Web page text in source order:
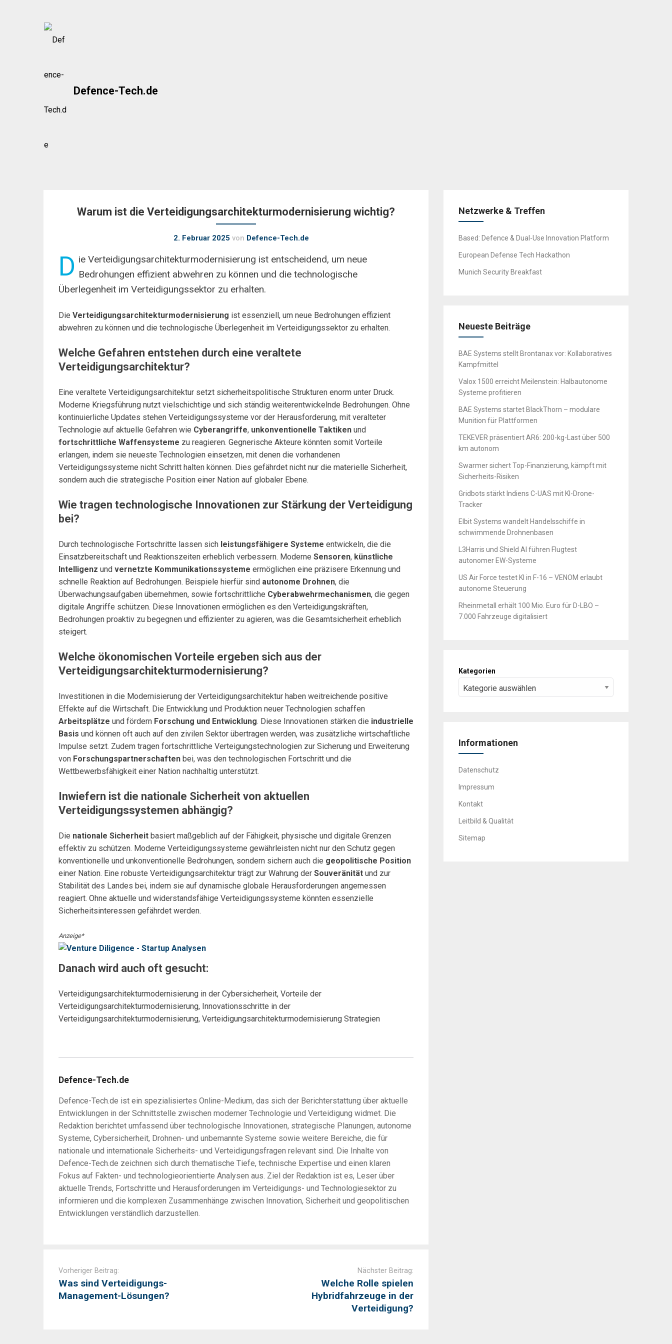
Defence-Tech.de
Warum ist die Verteidigungsarchitekturmodernisierung wichtig?
2. Februar 2025 von Defence-Tech.de
D ie Verteidigungsarchitekturmodernisierung ist entscheidend, um neue
Bedrohungen effizient abwehren zu können und die technologische
Überlegenheit im Verteidigungssektor zu erhalten.
Die Verteidigungsarchitekturmodernisierung ist essenziell, um neue Bedrohungen effizient
abwehren zu können und die technologische Überlegenheit im Verteidigungssektor zu erhalten.
Welche Gefahren entstehen durch eine veraltete
Verteidigungsarchitektur?
Eine veraltete Verteidigungsarchitektur setzt sicherheitspolitische Strukturen enorm unter Druck.
Moderne Kriegsführung nutzt vielschichtige und sich ständig weiterentwickelnde Bedrohungen. Ohne
kontinuierliche Updates stehen Verteidigungssysteme vor der Herausforderung, mit veralteter
Technologie auf aktuelle Gefahren wie Cyberangriffe, unkonventionelle Taktiken und
fortschrittliche Waffensysteme zu reagieren. Gegnerische Akteure könnten somit Vorteile
erlangen, indem sie neueste Technologien einsetzen, mit denen die vorhandenen
Verteidigungssysteme nicht Schritt halten können. Dies gefährdet nicht nur die materielle Sicherheit,
sondern auch die strategische Position einer Nation auf globaler Ebene.
Wie tragen technologische Innovationen zur Stärkung der Verteidigung
bei?
Durch technologische Fortschritte lassen sich leistungsfähigere Systeme entwickeln, die die
Einsatzbereitschaft und Reaktionszeiten erheblich verbessern. Moderne Sensoren, künstliche
Intelligenz und vernetzte Kommunikationssysteme ermöglichen eine präzisere Erkennung und
schnelle Reaktion auf Bedrohungen. Beispiele hierfür sind autonome Drohnen, die
Überwachungsaufgaben übernehmen, sowie fortschrittliche Cyberabwehrmechanismen, die gegen
digitale Angriffe schützen. Diese Innovationen ermöglichen es den Verteidigungskräften,
Bedrohungen proaktiv zu begegnen und effizienter zu agieren, was die Gesamtsicherheit erheblich
steigert.
Welche ökonomischen Vorteile ergeben sich aus der
Verteidigungsarchitekturmodernisierung?
Investitionen in die Modernisierung der Verteidigungsarchitektur haben weitreichende positive
Effekte auf die Wirtschaft. Die Entwicklung und Produktion neuer Technologien schaffen
Arbeitsplätze und fördern Forschung und Entwicklung. Diese Innovationen stärken die industrielle
Basis und können oft auch auf den zivilen Sektor übertragen werden, was zusätzliche wirtschaftliche
Impulse setzt. Zudem tragen fortschrittliche Verteigungstechnologien zur Sicherung und Erweiterung
von Forschungspartnerschaften bei, was den technologischen Fortschritt und die
Wettbewerbsfähigkeit einer Nation nachhaltig unterstützt.
Inwiefern ist die nationale Sicherheit von aktuellen
Verteidigungssystemen abhängig?
Die nationale Sicherheit basiert maßgeblich auf der Fähigkeit, physische und digitale Grenzen
effektiv zu schützen. Moderne Verteidigungssysteme gewährleisten nicht nur den Schutz gegen
konventionelle und unkonventionelle Bedrohungen, sondern sichern auch die geopolitische Position
einer Nation. Eine robuste Verteidigungsarchitektur trägt zur Wahrung der Souveränität und zur
Stabilität des Landes bei, indem sie auf dynamische globale Herausforderungen angemessen
reagiert. Ohne aktuelle und widerstandsfähige Verteidigungssysteme könnten essenzielle
Sicherheitsinteressen gefährdet werden.
Anzeige*
Danach wird auch oft gesucht:
Verteidigungsarchitekturmodernisierung in der Cybersicherheit, Vorteile der
Verteidigungsarchitekturmodernisierung, Innovationsschritte in der
Verteidigungsarchitekturmodernisierung, Verteidigungsarchitekturmodernisierung Strategien
Defence-Tech.de
Defence-Tech.de ist ein spezialisiertes Online-Medium, das sich der Berichterstattung über aktuelle
Entwicklungen in der Schnittstelle zwischen moderner Technologie und Verteidigung widmet. Die
Redaktion berichtet umfassend über technologische Innovationen, strategische Planungen, autonome
Systeme, Cybersicherheit, Drohnen- und unbemannte Systeme sowie weitere Bereiche, die für
nationale und internationale Sicherheits- und Verteidigungsfragen relevant sind. Die Inhalte von
Defence-Tech.de zeichnen sich durch thematische Tiefe, technische Expertise und einen klaren
Fokus auf Fakten- und technologieorientierte Analysen aus. Ziel der Redaktion ist es, Leser über
aktuelle Trends, Fortschritte und Herausforderungen im Verteidigungs- und Technologiesektor zu
informieren und die komplexen Zusammenhänge zwischen Innovation, Sicherheit und geopolitischen
Entwicklungen verständlich darzustellen.
navigation
Vorheriger Beitrag:
Was sind Verteidigungs-
Management-Lösungen?
Nächster Beitrag:
Welche Rolle spielen
Hybridfahrzeuge in der
Verteidigung?
Netzwerke & Treffen
Based: Defence & Dual-Use Innovation Platform
European Defense Tech Hackathon
Munich Security Breakfast
Neueste Beiträge
BAE Systems stellt Brontanax vor: Kollaboratives
Kampfmittel
Valox 1500 erreicht Meilenstein: Halbautonome
Systeme profitieren
BAE Systems startet BlackThorn – modulare
Munition für Plattformen
TEKEVER präsentiert AR6: 200-kg-Last über 500
km autonom
Swarmer sichert Top-Finanzierung, kämpft mit
Sicherheits-Risiken
Gridbots stärkt Indiens C-UAS mit KI-Drone-
Tracker
Elbit Systems wandelt Handelsschiffe in
schwimmende Drohnenbasen
L3Harris und Shield AI führen Flugtest
autonomer EW-Systeme
US Air Force testet KI in F-16 – VENOM erlaubt
autonome Steuerung
Rheinmetall erhält 100 Mio. Euro für D-LBO –
7.000 Fahrzeuge digitalisiert
Kategorien
Informationen
Datenschutz
Impressum
Kontakt
Leitbild & Qualität
Sitemap